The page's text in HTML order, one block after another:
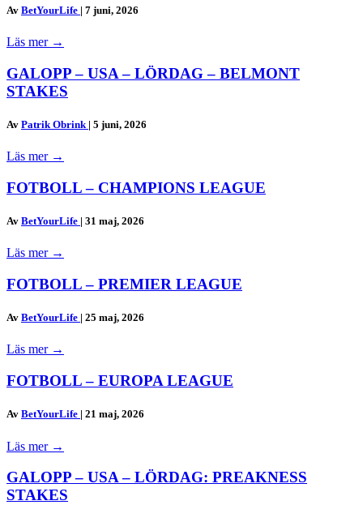
Av BetYourLife | 7 juni, 2026
Läs mer →
GALOPP – USA – LÖRDAG – BELMONT
STAKES
Av Patrik Obrink | 5 juni, 2026
Läs mer →
FOTBOLL – CHAMPIONS LEAGUE
Av BetYourLife | 31 maj, 2026
Läs mer →
FOTBOLL – PREMIER LEAGUE
Av BetYourLife | 25 maj, 2026
Läs mer →
FOTBOLL – EUROPA LEAGUE
Av BetYourLife | 21 maj, 2026
Läs mer →
GALOPP – USA – LÖRDAG: PREAKNESS
STAKES